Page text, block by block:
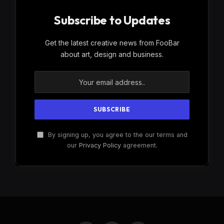
Subscribe to Updates
Get the latest creative news from FooBar
about art, design and business.
By signing up, you agree to the our terms and
our Privacy Policyagreement.